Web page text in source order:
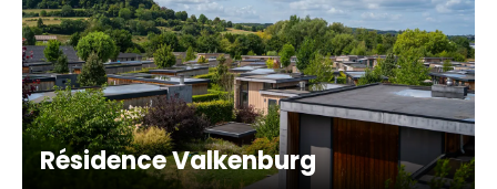
Résidence Valkenburg